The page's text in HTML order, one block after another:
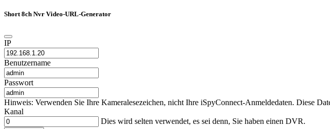
Short 8ch Nvr Video-URL-Generator
IP
Benutzername
Passwort
Hinweis: Verwenden Sie Ihre Kameralesezeichen, nicht Ihre iSpyConnect-Anmeldedaten. Diese
Kanal
Dies wird selten verwendet, es sei denn, Sie haben einen DVR.